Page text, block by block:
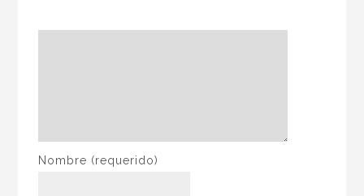
Nombre (requerido)